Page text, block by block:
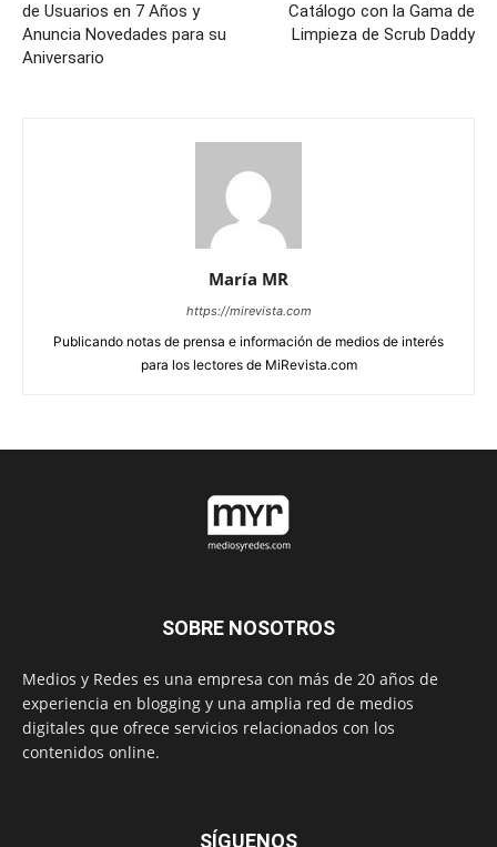
de Usuarios en 7 Años y
Anuncia Novedades para su
Aniversario
Catálogo con la Gama de
Limpieza de Scrub Daddy
María MR
https://mirevista.com
Publicando notas de prensa e información de medios de interés
para los lectores de MiRevista.com
SOBRE NOSOTROS
Medios y Redes es una empresa con más de 20 años de
experiencia en blogging y una amplia red de medios
digitales que ofrece servicios relacionados con los
contenidos online.
SÍGUENOS